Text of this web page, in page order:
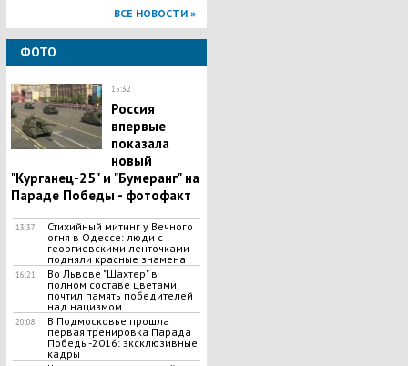
ВСЕ НОВОСТИ »
ФОТО
15:32
Россия
впервые
показала
новый
"Курганец-25" и "Бумеранг" на
Параде Победы - фотофакт
13:37
Стихийный митинг у Вечного
огня в Одессе: люди с
георгиевскими ленточками
подняли красные знамена
16:21
Во Львове "Шахтер" в
полном составе цветами
почтил память победителей
над нацизмом
20:08
В Подмосковье прошла
первая тренировка Парада
Победы-2016: эксклюзивные
кадры